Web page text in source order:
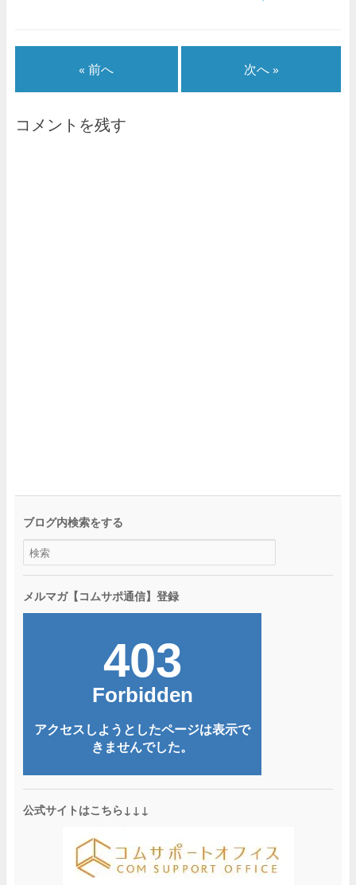
« 前へ 次へ »
コメントを残す
ブログ内検索をする
メルマガ【コムサポ通信】登録
公式サイトはこちら↓↓↓